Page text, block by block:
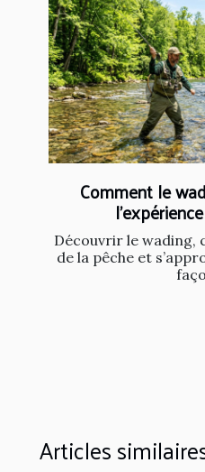
Comment le
Découvrir le wading,
de la pêche et
Articles